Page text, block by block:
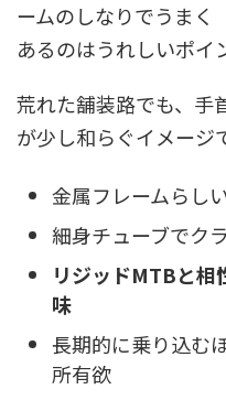
ームのしなりでうまく
あるのはうれしいポイ
荒れた舗装路でも、手
が少し和らぐイメージ
金属フレームらし
細身チューブでク
リジッドMTBと相
味
長期的に乗り込む
所有欲